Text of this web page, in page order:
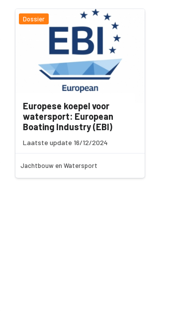
Dossier
Europese koepel voor
watersport: European
Boating Industry (EBI)
Laatste update 16/12/2024
Jachtbouw en Watersport